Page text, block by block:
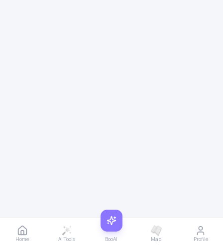
Home AI Tools BooAI Map Profile